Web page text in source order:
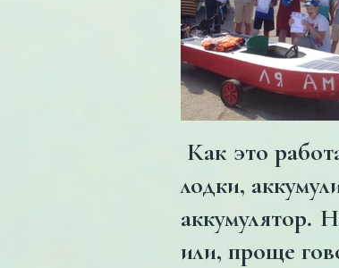
Как это
лодки,
аккумулятор.
или, проще